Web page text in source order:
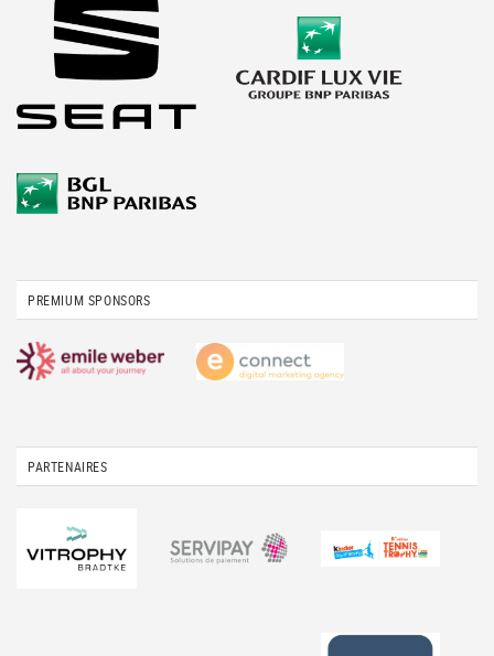
PREMIUM SPONSORS
PARTENAIRES